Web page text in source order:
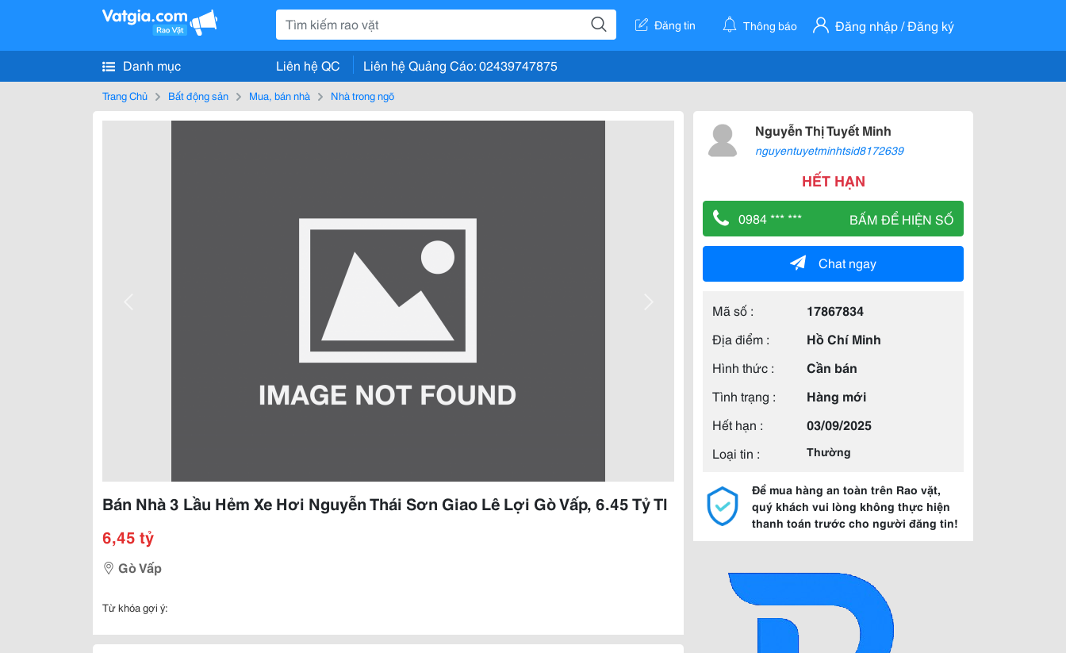
Đăng tin Thông báo Đăng nhập / Đăng ký
Danh mục Liên hệ QC Liên hệ Quảng Cáo: 02439747875
Trang Chủ Bất động sản Mua, bán nhà Nhà trong ngõ
Bán Nhà 3 Lầu Hẻm Xe Hơi Nguyễn Thái Sơn Giao Lê Lợi Gò Vấp, 6.45 Tỷ Tl
6,45 tỷ
Gò Vấp
Từ khóa gợi ý:
Nguyễn Thị Tuyết Minh
nguyentuyetminhtsid8172639
HẾT HẠN
0984 *** *** BẤM ĐỂ HIỆN SỐ
Chat ngay
Mã số :
17867834
Địa điểm :
Hồ Chí Minh
Hình thức :
Cần bán
Tình trạng :
Hàng mới
Hết hạn :
03/09/2025
Loại tin :
Thường
Để mua hàng an toàn trên Rao vặt,
quý khách vui lòng không thực hiện
thanh toán trước cho người đăng tin!